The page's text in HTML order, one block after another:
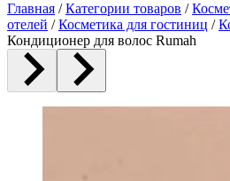
Главная / Категории товаров /
отелей / Косметика для гостиниц /
Кондиционер для волос Rumah